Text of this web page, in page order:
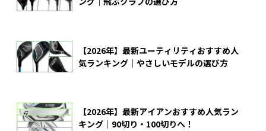
【2026年】最新ユーティリティおすすめ人
気ランキング｜やさしいモデルの選び方
【2026年】最新アイアンおすすめ人気ラン
キング｜90切り・100切りへ！